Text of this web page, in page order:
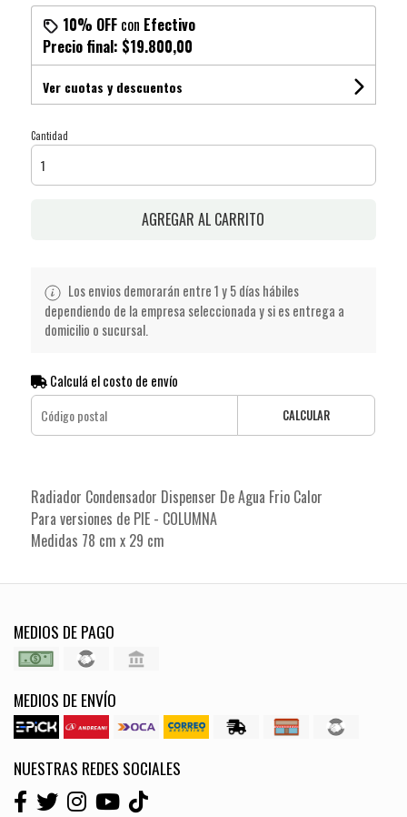
10% OFFcon Efectivo
Precio final: $19.800,00
Ver cuotas y descuentos
Cantidad
AGREGAR AL CARRITO
Los envios demorarán entre 1 y 5 días hábiles
dependiendo de la empresa seleccionada y si es entrega a
domicilio o sucursal.
Calculá el costo de envío
CALCULAR
Radiador Condensador Dispenser De Agua Frio Calor
Para versiones de PIE - COLUMNA
Medidas 78 cm x 29 cm
MEDIOS DE PAGO
MEDIOS DE ENVÍO
NUESTRAS REDES SOCIALES